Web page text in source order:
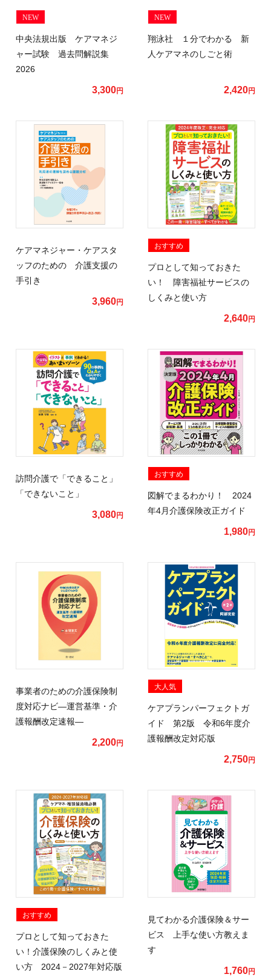
NEW
中央法規出版 ケアマネジ
ャー試験 過去問解説集
2026
3,300円
NEW
翔泳社 １分でわかる 新
人ケアマネのしごと術
2,420円
ケアマネジャー・ケアスタ
ッフのための 介護支援の
手引き
3,960円
おすすめ
プロとして知っておきた
い！ 障害福祉サービスの
しくみと使い方
2,640円
訪問介護で「できること」
「できないこと」
3,080円
おすすめ
図解でまるわかり！ 2024
年4月介護保険改正ガイド
1,980円
事業者のための介護保険制
度対応ナビ―運営基準・介
護報酬改定速報―
2,200円
大人気
ケアプランパーフェクトガ
イド 第2版 令和6年度介
護報酬改定対応版
2,750円
おすすめ
プロとして知っておきた
い！介護保険のしくみと使
い方 2024－2027年対応版
見てわかる介護保険＆サー
ビス 上手な使い方教えま
す
1,760円